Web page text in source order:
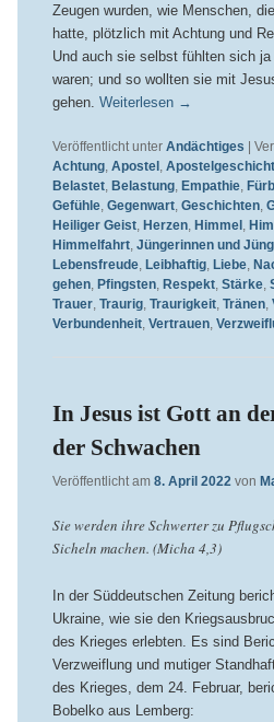
Zeugen wurden, wie Menschen,
hatte, plötzlich mit Achtung und
Und auch sie selbst fühlten sich
waren; und so wollten sie mit
gehen. Weiterlesen →
Veröffentlicht unter Andächtiges |
Achtung, Apostel,
Belastet, Belastung, Empathie,
Gefühle, Gegenwart, Geschichten,
Heiliger Geist, Herzen, Himmel,
Himmelfahrt, Jüngerinnen und
Lebensfreude, Leibhaftig, Liebe,
gehen, Pfingsten, Respekt, Stärke,
Trauer, Traurig, Traurigkeit, Tränen,
Verbundenheit, Vertrauen,
In Jesus ist Gott an
der Schwachen
Veröffentlicht am 8. April 2022 von
Sie werden ihre Schwerter zu
Sicheln machen. (Micha 4,3)
In der Süddeutschen Zeitung
Ukraine, wie sie den
des Krieges erlebten. Es sind
Verzweiflung und mutiger
des Krieges, dem 24. Februar,
Bobelko aus Lemberg: